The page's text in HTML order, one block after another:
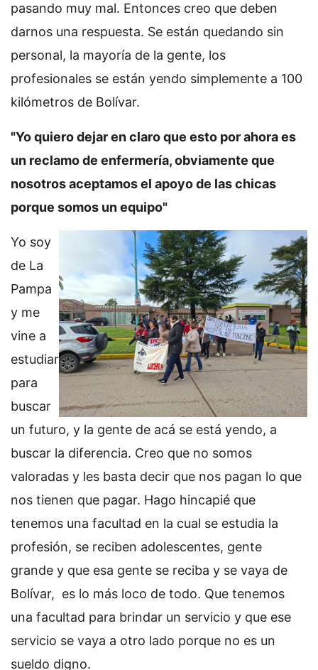
pasando muy mal. Entonces creo que deben
darnos una respuesta. Se están quedando sin
personal, la mayoría de la gente, los
profesionales se están yendo simplemente a 100
kilómetros de Bolívar.
"Yo quiero dejar en claro que esto por ahora es
un reclamo de enfermería, obviamente que
nosotros aceptamos el apoyo de las chicas
porque somos un equipo"
Yo soy
de La
Pampa
y me
vine a
estudiar
para
buscar
un futuro, y la gente de acá se está yendo, a
buscar la diferencia. Creo que no somos
valoradas y les basta decir que nos pagan lo que
nos tienen que pagar. Hago hincapié que
tenemos una facultad en la cual se estudia la
profesión, se reciben adolescentes, gente
grande y que esa gente se reciba y se vaya de
Bolívar, es lo más loco de todo. Que tenemos
una facultad para brindar un servicio y que ese
servicio se vaya a otro lado porque no es un
sueldo digno.